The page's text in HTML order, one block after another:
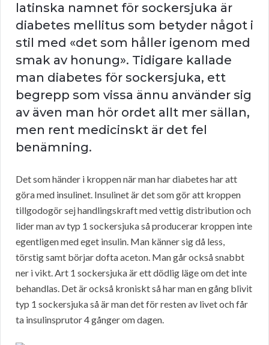
latinska namnet för sockersjuka är
diabetes mellitus som betyder något i
stil med «det som håller igenom med
smak av honung». Tidigare kallade
man diabetes för sockersjuka, ett
begrepp som vissa ännu använder sig
av även man hör ordet allt mer sällan,
men rent medicinskt är det fel
benämning.
Det som händer i kroppen när man har diabetes har att
göra med insulinet. Insulinet är det som gör att kroppen
tillgodogör sej handlingskraft med vettig distribution och
lider man av typ 1 sockersjuka så producerar kroppen inte
egentligen med eget insulin. Man känner sig då less,
törstig samt börjar dofta aceton. Man går också snabbt
ner i vikt. Art 1 sockersjuka är ett dödlig läge om det inte
behandlas. Det är också kroniskt så har man en gång blivit
typ 1 sockersjuka så är man det för resten av livet och får
ta insulinsprutor 4 gånger om dagen.